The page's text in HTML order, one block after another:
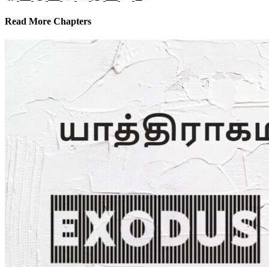
Read More Chapters